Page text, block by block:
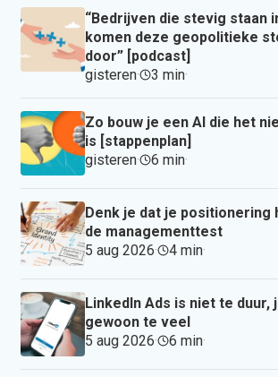
“Bedrijven die stevig staan
komen deze geopolitieke
door” [podcast]
gisteren· 3 min·
Zo bouw je een AI die het
is [stappenplan]
gisteren· 6 min·
Denk je dat je positionering
de managementtest
5 aug 2026· 4 min·
LinkedIn Ads is niet te duur,
gewoon te veel
5 aug 2026· 6 min·